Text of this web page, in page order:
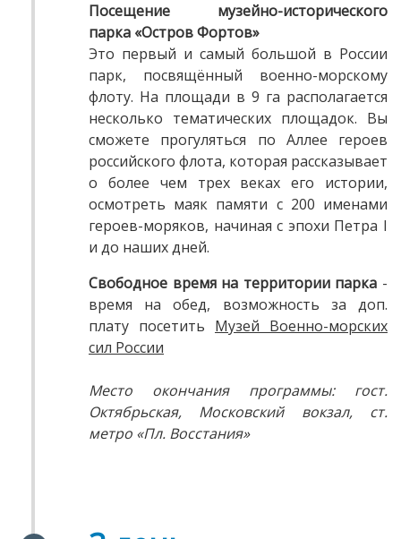
Посещение музейно-исторического
парка «Остров Фортов»
Это первый и самый большой в России
парк, посвящённый военно-морскому
флоту. На площади в 9 га располагается
несколько тематических площадок. Вы
сможете прогуляться по Аллее героев
российского флота, которая рассказывает
о более чем трех веках его истории,
осмотреть маяк памяти с 200 именами
героев-моряков, начиная с эпохи Петра I
и до наших дней.
Свободное время на территории парка -
время на обед, возможность за доп.
плату посетить Музей Военно-морских
сил России
Место окончания программы: гост.
Октябрьская, Московский вокзал, ст.
метро «Пл. Восстания»